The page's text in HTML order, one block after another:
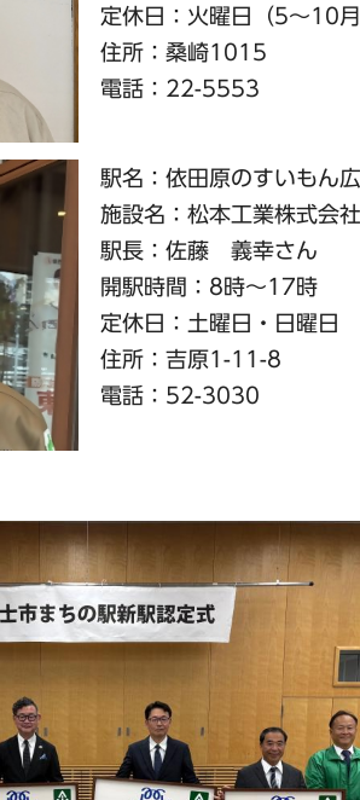
定休日：火曜日（5～10月
住所：桑崎1015
電話：22-5553
駅名：依田原のすいもん
施設名：松本工業株式会社
駅長：佐藤 義幸さん
開駅時間：8時～17時
定休日：土曜日・日曜日
住所：吉原1-11-8
電話：52-3030